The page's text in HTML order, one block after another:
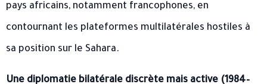
pays africains, notamment francophones, en
contournant les plateformes multilatérales hostiles à
sa position sur le Sahara.
Une diplomatie bilatérale discrète mais active (1984–